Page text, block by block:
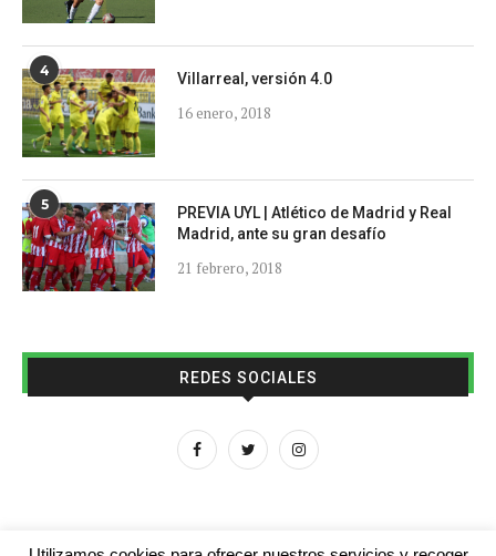
4 Villarreal, versión 4.0
16 enero, 2018
5
PREVIA UYL | Atlético de Madrid y Real
Madrid, ante su gran desafío
21 febrero, 2018
REDES SOCIALES